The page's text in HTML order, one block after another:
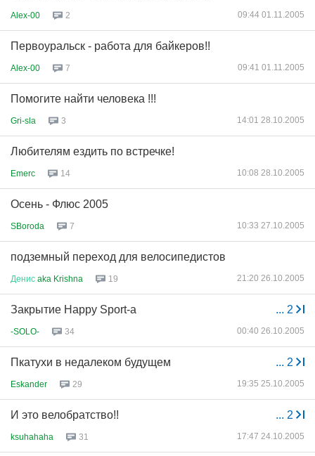
Alex-00 2 09:44 01.11.2005
Первоуральск - работа для байкеров!!
Alex-00 7 09:41 01.11.2005
Помогите найти человека !!!
Gri-sla 3 14:01 28.10.2005
Любителям ездить по встречке!
Emerc 14 10:08 28.10.2005
Осень - Флюс 2005
SBoroda 7 10:33 27.10.2005
подземный переход для велосипедистов
Денис aka Krishna 19 21:20 26.10.2005
... 2
Закрытие Happy Sport-а
-SOLO- 34 00:40 26.10.2005
... 2
Пкатухи в недалеком будущем
Eskander 29 19:35 25.10.2005
... 2
И это велобратство!!
ksuhahaha 31 17:47 24.10.2005